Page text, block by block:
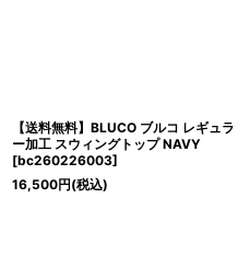
【送料無料】BLUCO ブルコ レギュラ
ー加工 スウィングトップ NAVY
[bc260226003]
16,500円(税込)